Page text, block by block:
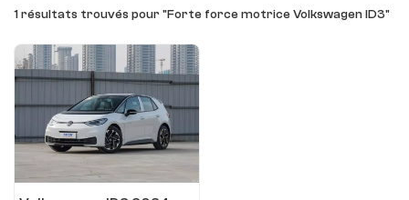
1 résultats trouvés pour "Forte force motrice Volkswagen ID3"